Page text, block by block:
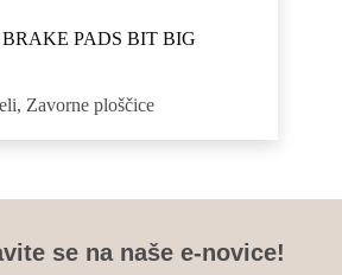
BRAKE PADS BIT BIG
, Zavorne ploščice
se na naše e-novice!